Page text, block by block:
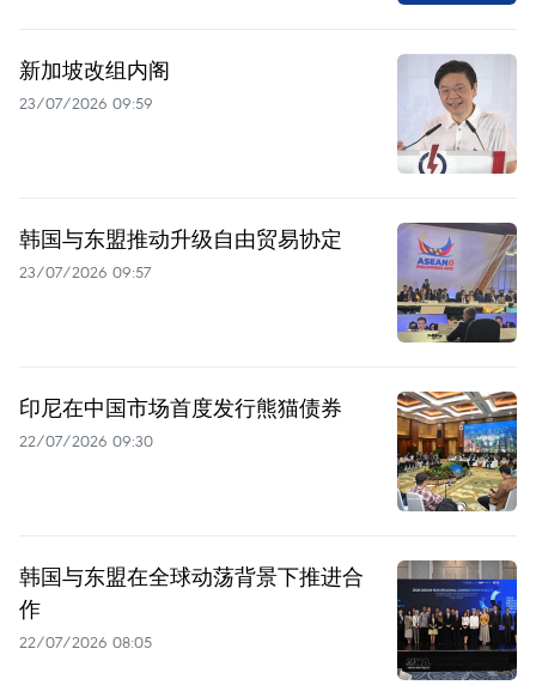
新加坡改组内阁
23/07/2026 09:59
韩国与东盟推动升级自由贸易协定
23/07/2026 09:57
印尼在中国市场首度发行熊猫债券
22/07/2026 09:30
韩国与东盟在全球动荡背景下推进合
作
22/07/2026 08:05